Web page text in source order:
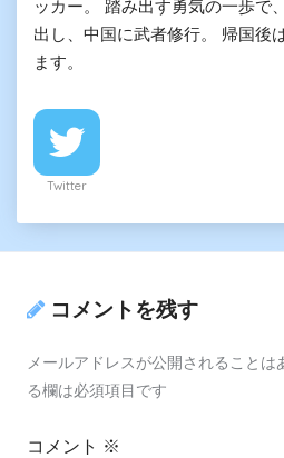
ッカー。 踏み出す勇気の一歩で
出し、中国に武者修行。 帰国後
ます。
Twitter
コメントを残す
メールアドレスが公開されることは
る欄は必須項目です
コメント ※